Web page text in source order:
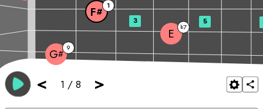
< 1 / 8 >
G# 9
E b7
F# 1
3 5